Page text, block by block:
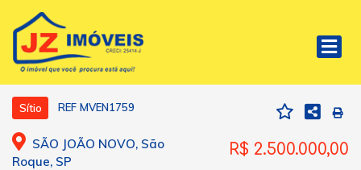
Sítio REF MVEN1759
SÃO JOÃO NOVO, São
Roque, SP
R$ 2.500.000,00